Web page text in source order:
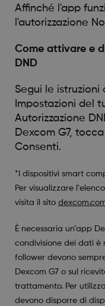
Affinché l'app
l'autorizzazione
Come attivare e
DND
Segui le istruzioni
Impostazioni del
Autorizzazione
Dexcom G7,
Consenti.
*I dispositivi smart
Per visualizzare
visita il sito
È necessaria un’app
condivisione dei dati è
follower devono
Dexcom G7 o sul
trattamento. Per
devono disporre di